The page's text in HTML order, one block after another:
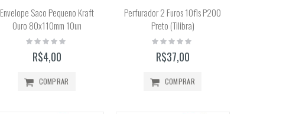
Envelope Saco Pequeno Kraft
Ouro 80x110mm 10un
Rating:
0%
R$4,00
COMPRAR
Perfurador 2 Furos 10fls P200
Preto (Tilibra)
Rating:
0%
R$37,00
COMPRAR